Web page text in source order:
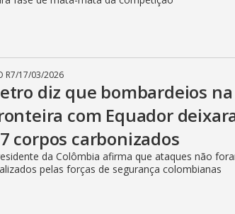
R7/17/03/2026
diz que bombardeios na
com Equador
corpos carbonizados
da Colômbia afirma que ataques não
pelas forças de segurança colombianas